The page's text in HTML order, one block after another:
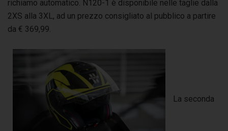
richiamo automatico. N120-1 è disponibile nelle taglie dalla
2XS alla 3XL, ad un prezzo consigliato al pubblico a partire
da € 369,99.
La seconda